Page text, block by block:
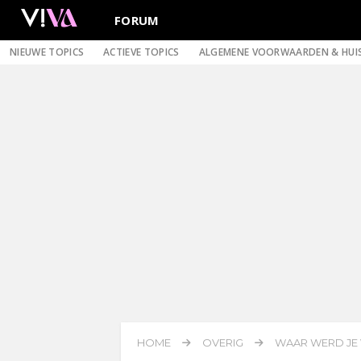
FORUM
NIEUWE TOPICS ACTIEVE TOPICS ALGEMENE VOORWAARDEN &
HOME OVERIG WAAR WERD